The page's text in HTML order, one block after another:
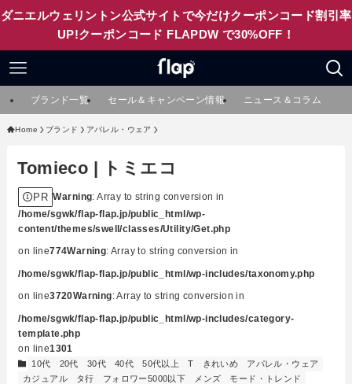
ダニエルウェリントン公式サイトで今だけクーポンコード割引率
UP!クーポンコード FLAPDW で30%OFF！
ブランド一覧 セール＆キャンペーン情報 ニュース＆コラム
Home ブランド アパレル・ウェア
Tomieco | トミエコ
PR Warning: Array to string conversion in
/home/sgwk/flap-flap.jp/public_html/wp-
content/themes/swell/classes/Utility/Get.php
on line774Warning: Array to string conversion in
/home/sgwk/flap-flap.jp/public_html/wp-includes/taxonomy.php
on line3720Warning: Array to string conversion in
/home/sgwk/flap-flap.jp/public_html/wp-includes/category-
template.php
on line1301
10代 20代 30代 40代 50代以上 T きれいめ
アパレル・ウェア
カジュアル
タ行 フォロワー5000以下 メンズ
モード・トレンド